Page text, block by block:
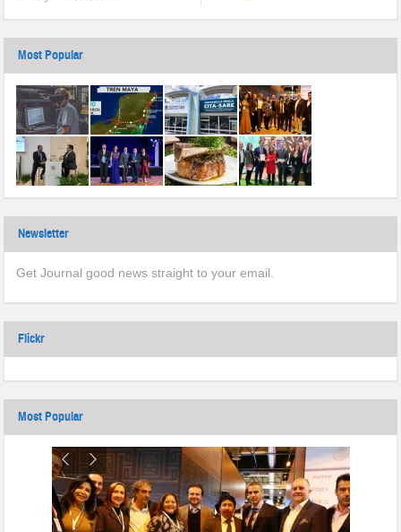
Most Popular
Newsletter
Get Journal good news straight to your email.
Flickr
Most Popular